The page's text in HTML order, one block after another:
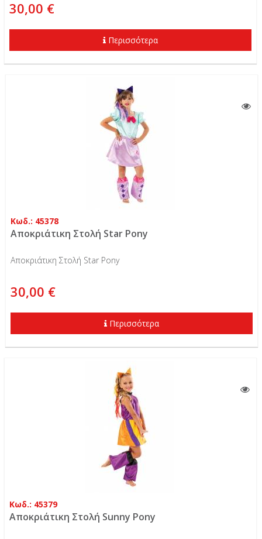
30,00 €
Περισσότερα
Κωδ.: 45378
Αποκριάτικη Στολή Star Pony
Αποκριάτικη Στολή Star Pony
30,00 €
Περισσότερα
Κωδ.: 45379
Αποκριάτικη Στολή Sunny Pony